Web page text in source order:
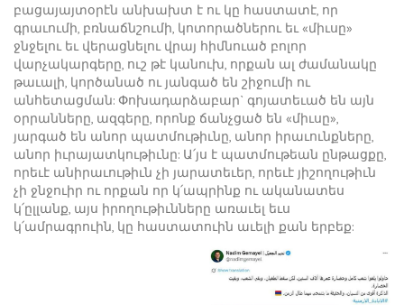
բացայայտօրէն անխախտ է ու կը հաստատէ, որ
գրաւումի, բռնաճնշումի, կոտորածներու եւ «միւսը»
ջնջելու եւ վերացնելու վրայ հիմնուած բոլոր
վարչակարգերը, ուշ թէ կանուխ, որքան ալ ժամանակը
թաւալի, կործանած ու յանգած են շիջումի ու
անհետացման: Փոխադարձաբար` գոյատեւած են այն
օրրանները, ազգերը, որոնք ճանչցած են «միւսը»,
յարգած են անոր պատմութիւնը, անոր իրաւունքները,
անոր իւրայատկութիւնը: Ա՛յս է պատմութեան ընթացքը,
որեւէ անիրաւութիւն չի յարատեւեր, որեւէ յիշողութիւն
չի ջնջուիր ու որքան որ կ՛ապրինք ու ականատես
կ՛ըլլանք, այս իրողութիւնները առաւել եւս
կ՛ամրագրուին, կը հաստատուին աւելի քան երբեք: